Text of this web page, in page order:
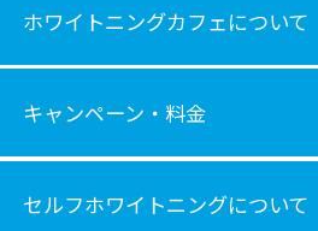
ホワイトニングカフェについて
キャンペーン・料金
セルフホワイトニングについて